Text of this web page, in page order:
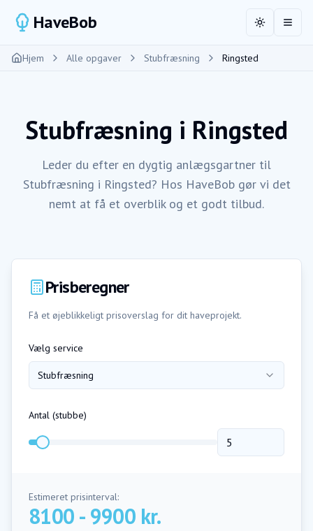
HaveBob ToggleÅbn
Hjem Alle opgaver Stubfræsning Ringsted
Stubfræsning i Ringsted
Leder du efter en dygtig anlægsgartner til
Stubfræsning i Ringsted? Hos HaveBob gør vi det
nemt at få et overblik og et godt tilbud.
Prisberegner
Få et øjeblikkeligt prisoverslag for dit haveprojekt.
Vælg service
Stubfræsning
Antal (stubbe)
Estimeret prisinterval:
8100 - 9900 kr.